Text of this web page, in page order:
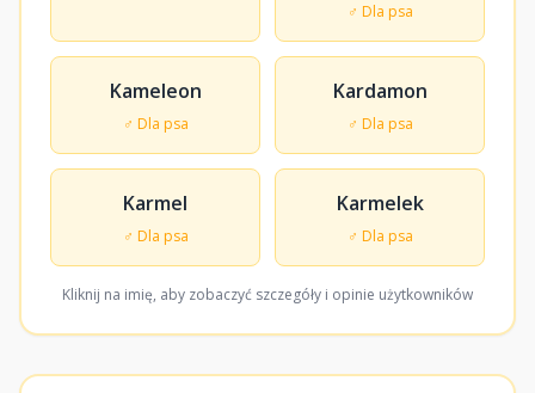
♂ Dla psa
Kameleon
♂ Dla psa
Kardamon
♂ Dla psa
Karmel
♂ Dla psa
Karmelek
♂ Dla psa
Kliknij na imię, aby zobaczyć szczegóły i opinie użytkowników